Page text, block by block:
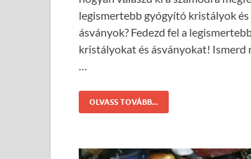
legismertebb gyógyító kristályok és
ásványok? Fedezd fel a
kristályokat és ásványokat! Ismerd
…
OLVASS TOVÁBB...